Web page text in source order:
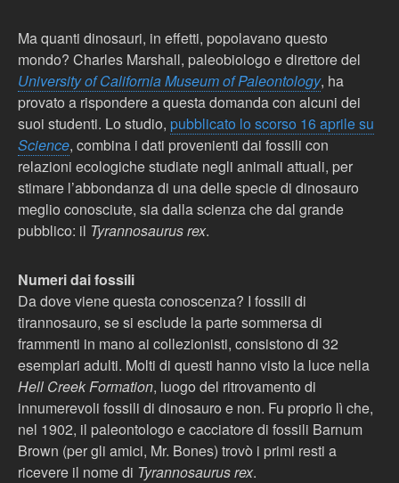
Ma quanti dinosauri, in effetti, popolavano questo
mondo? Charles Marshall, paleobiologo e direttore del
University of California Museum of Paleontology, ha
provato a rispondere a questa domanda con alcuni dei
suoi studenti. Lo studio, pubblicato lo scorso 16 aprile su
Science, combina i dati provenienti dai fossili con
relazioni ecologiche studiate negli animali attuali, per
stimare l’abbondanza di una delle specie di dinosauro
meglio conosciute, sia dalla scienza che dal grande
pubblico: il Tyrannosaurus rex.
Numeri dai fossili
Da dove viene questa conoscenza? I fossili di
tirannosauro, se si esclude la parte sommersa di
frammenti in mano ai collezionisti, consistono di 32
esemplari adulti. Molti di questi hanno visto la luce nella
Hell Creek Formation, luogo del ritrovamento di
innumerevoli fossili di dinosauro e non. Fu proprio lì che,
nel 1902, il paleontologo e cacciatore di fossili Barnum
Brown (per gli amici, Mr. Bones) trovò i primi resti a
ricevere il nome di Tyrannosaurus rex.